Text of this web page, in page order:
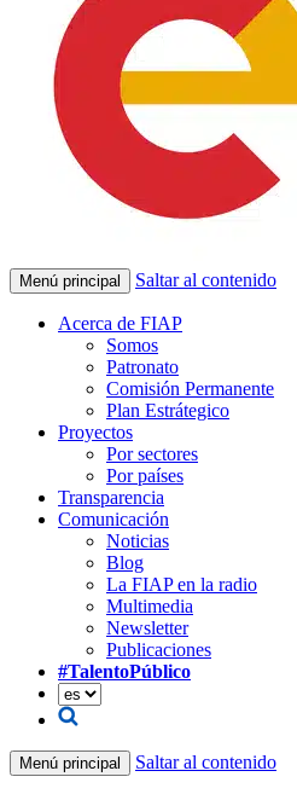
Menú principal Saltar al contenido
Acerca de FIAP
Somos
Patronato
Comisión Permanente
Plan Estrátegico
Proyectos
Por sectores
Por países
Transparencia
Comunicación
Noticias
Blog
La FIAP en la radio
Multimedia
Newsletter
Publicaciones
#TalentoPúblico
Menú principal Saltar al contenido